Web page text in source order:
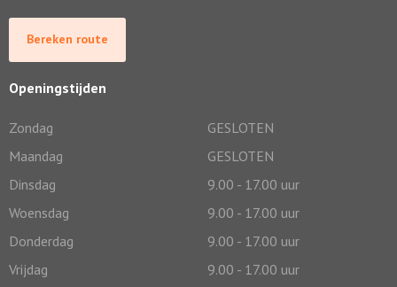
Bereken route
Openingstijden
Zondag
GESLOTEN
Maandag
GESLOTEN
Dinsdag
9.00 - 17.00 uur
Woensdag
9.00 - 17.00 uur
Donderdag
9.00 - 17.00 uur
Vrijdag
9.00 - 17.00 uur